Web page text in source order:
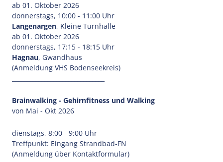
ab 01. Oktober 2026
donnerstags, 10:00 - 11:00 Uhr
Langenargen, Kleine Turnhalle
ab 01. Oktober 2026
donnerstags, 17:15 - 18:15 Uhr
Hagnau, Gwandhaus
(Anmeldung VHS Bodenseekreis)
Brainwalking - Gehirnfitness und Walking
von Mai - Okt 2026
dienstags, 8:00 - 9:00 Uhr
Treffpunkt: Eingang Strandbad-FN
(Anmeldung über Kontaktformular)